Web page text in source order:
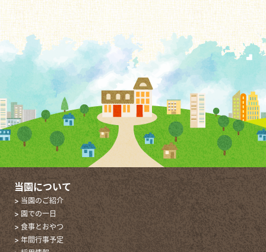
当園について
> 当園のご紹介
> 園での一日
> 食事とおやつ
> 年間行事予定